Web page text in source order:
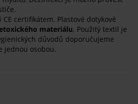
certifikátem. Plastové dotykové
materiálu. Použitý textil je
důvodů doporučujeme
jednou osobou.